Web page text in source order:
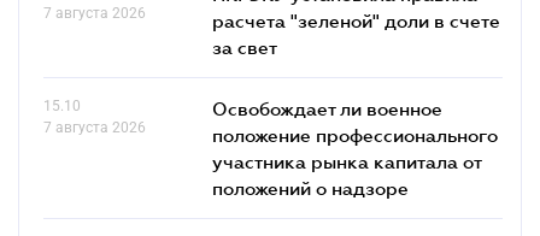
7 августа 2026
расчета "зеленой" доли в счете
за свет
15.10
7 августа 2026
Освобождает ли военное
положение профессионального
участника рынка капитала от
положений о надзоре